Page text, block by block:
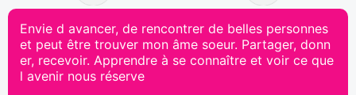
Envie d avancer, de rencontrer de belles personnes
et peut être trouver mon âme soeur. Partager, donn
er, recevoir. Apprendre à se connaître et voir ce que
l avenir nous réserve